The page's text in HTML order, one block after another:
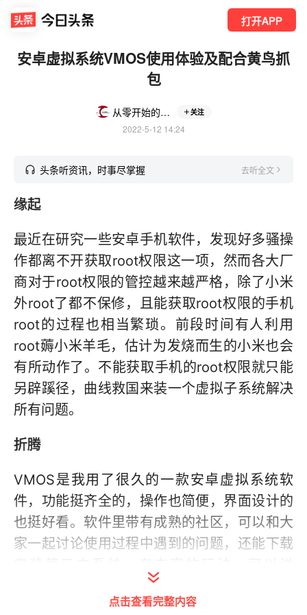
打开APP
安卓虚拟系统VMOS使用体验及配合黄鸟抓
包
从零开始的创作生活 关注
2022-5-12 14:24
头条听资讯，时事尽掌握 去听全文
缘起
最近在研究一些安卓手机软件，发现好多骚操
作都离不开获取root权限这一项，然而各大厂
商对于root权限的管控越来越严格，除了小米
外root了都不保修，且能获取root权限的手机
root的过程也相当繁琐。前段时间有人利用
root薅小米羊毛，估计为发烧而生的小米也会
有所动作了。不能获取手机的root权限就只能
另辟蹊径，曲线救国来装一个虚拟子系统解决
所有问题。
折腾
VMOS是我用了很久的一款安卓虚拟系统软
件，功能挺齐全的，操作也简便，界面设计的
也挺好看。软件里带有成熟的社区，可以和大
家一起讨论使用过程中遇到的问题，还能下载
VMOS是相当成熟的虚拟系统了。遥想当年安
卓系统刚出来没多久的时候，在安卓手机上装
点击查看完整内容